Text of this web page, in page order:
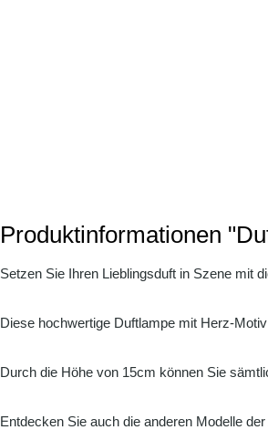
Produktinformationen
Setzen Sie Ihren Lieblingsduft in Szene mit
Diese hochwertige Duftlampe mit Herz-
Durch die Höhe von 15cm können Sie
Entdecken Sie auch die anderen Modelle